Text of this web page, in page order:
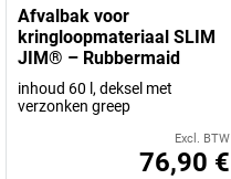
Afvalbak voor
kringloopmateriaal SLIM
JIM® – Rubbermaid
inhoud 60 l, deksel met
verzonken greep
Excl. BTW
76,90 €